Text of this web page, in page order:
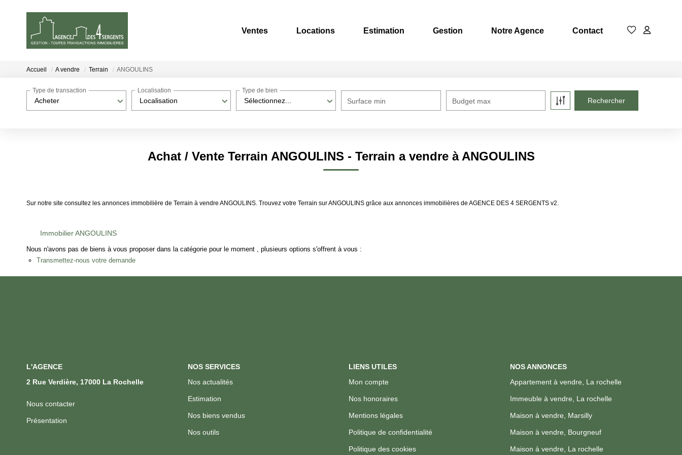
Ventes Locations Estimation Gestion Notre Agence Contact
Accueil A vendre Terrain ANGOULINS
Acheter
Type de transaction
Localisation
Localisation
Sélectionnez...
Type de bien
Surface min Budget max
Achat / Vente Terrain ANGOULINS - Terrain a vendre à ANGOULINS
Sur notre site consultez les annonces immobilière de Terrain à vendre ANGOULINS. Trouvez votre Terrain sur ANGOULINS grâce aux annonces immobilières de AGENCE DES 4 SERGENTS v2.
Immobilier ANGOULINS
Nous n'avons pas de biens à vous proposer dans la catégorie pour le moment , plusieurs options s'offrent à vous :
Transmettez-nous votre demande
L'AGENCE
2 Rue Verdière, 17000 La Rochelle
Nous contacter
Présentation
NOS SERVICES
Nos actualités
Estimation
Nos biens vendus
Nos outils
LIENS UTILES
Mon compte
Nos honoraires
Mentions légales
Politique de confidentialité
Politique des cookies
NOS ANNONCES
Appartement à vendre, La rochelle
Immeuble à vendre, La rochelle
Maison à vendre, Marsilly
Maison à vendre, Bourgneuf
Maison à vendre, La rochelle